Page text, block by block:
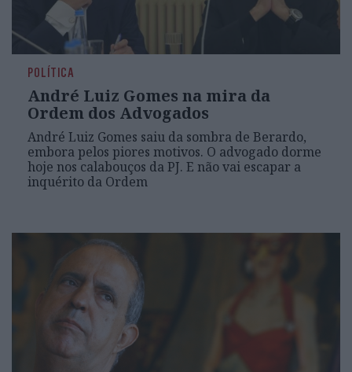
POLÍTICA
André Luiz Gomes na mira da
Ordem dos Advogados
André Luiz Gomes saiu da sombra de Berardo,
embora pelos piores motivos. O advogado dorme
hoje nos calabouços da PJ. E não vai escapar a
inquérito da Ordem